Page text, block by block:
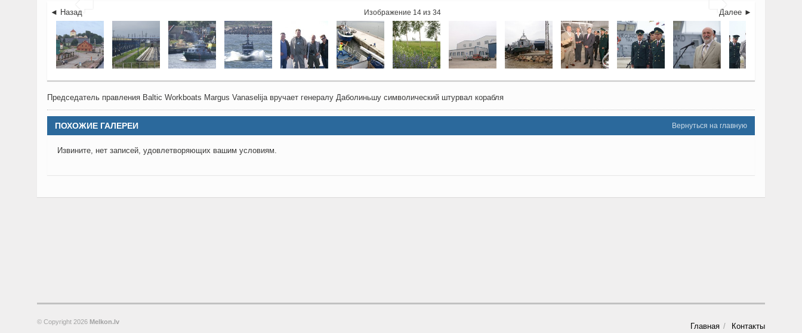
◄ Назад Далее ►
Изображение 14 из 34
Председатель правления Baltic Workboats Margus Vanaselija вручает генералу Даболиньшу символический штурвал корабля
Вернуться на главную
ПОХОЖИЕ ГАЛЕРЕИ
Извините, нет записей, удовлетворяющих вашим условиям.
Главная Контакты
© Copyright 2026 Melkon.lv